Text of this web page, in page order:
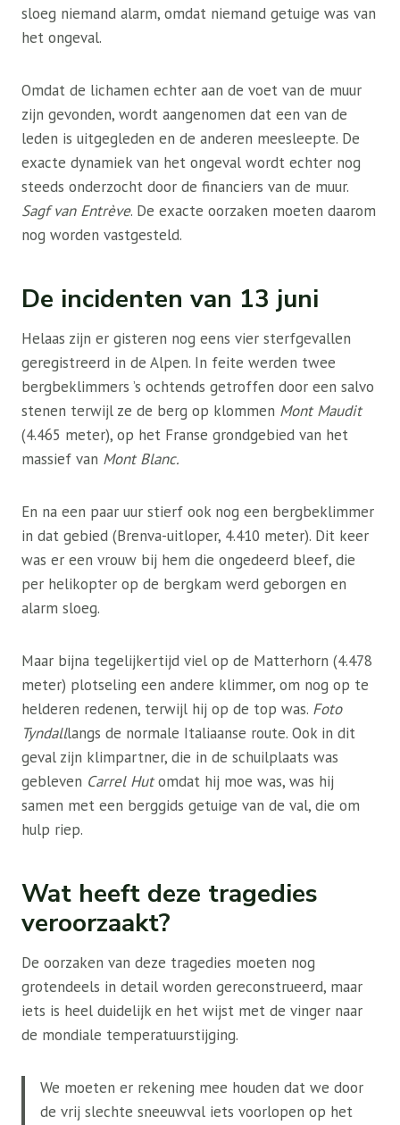
sloeg niemand alarm, omdat niemand getuige was van
het ongeval.
Omdat de lichamen echter aan de voet van de muur
zijn gevonden, wordt aangenomen dat een van de
leden is uitgegleden en de anderen meesleepte. De
exacte dynamiek van het ongeval wordt echter nog
steeds onderzocht door de financiers van de muur.
Sagf van Entrève. De exacte oorzaken moeten daarom
nog worden vastgesteld.
De incidenten van 13 juni
Helaas zijn er gisteren nog eens vier sterfgevallen
geregistreerd in de Alpen. In feite werden twee
bergbeklimmers ’s ochtends getroffen door een salvo
stenen terwijl ze de berg op klommen Mont Maudit
(4.465 meter), op het Franse grondgebied van het
massief van Mont Blanc.
En na een paar uur stierf ook nog een bergbeklimmer
in dat gebied (Brenva-uitloper, 4.410 meter). Dit keer
was er een vrouw bij hem die ongedeerd bleef, die
per helikopter op de bergkam werd geborgen en
alarm sloeg.
Maar bijna tegelijkertijd viel op de Matterhorn (4.478
meter) plotseling een andere klimmer, om nog op te
helderen redenen, terwijl hij op de top was. Foto
Tyndalllangs de normale Italiaanse route. Ook in dit
geval zijn klimpartner, die in de schuilplaats was
gebleven Carrel Hutomdat hij moe was, was hij
samen met een berggids getuige van de val, die om
hulp riep.
Wat heeft deze tragedies
veroorzaakt?
De oorzaken van deze tragedies moeten nog
grotendeels in detail worden gereconstrueerd, maar
iets is heel duidelijk en het wijst met de vinger naar
de mondiale temperatuurstijging.
We moeten er rekening mee houden dat we door
de vrij slechte sneeuwval iets voorlopen op het